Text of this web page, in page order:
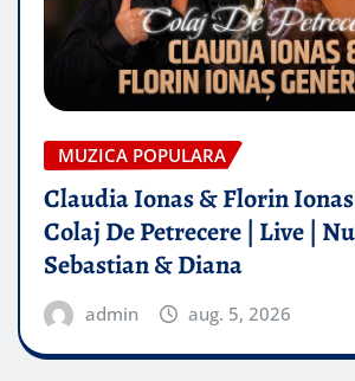
MUZICA POPULARA
Claudia Ionas & Florin
Colaj De Petrecere | Live |
Sebastian & Diana
admin aug. 5, 2026